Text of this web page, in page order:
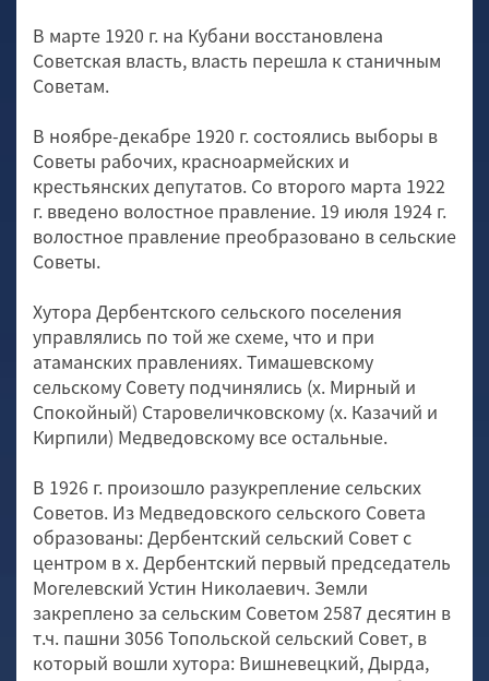
В марте 1920 г. на Кубани восстановлена
Советская власть, власть перешла к станичным
Советам.
В ноябре-декабре 1920 г. состоялись выборы в
Советы рабочих, красноармейских и
крестьянских депутатов. Со второго марта 1922
г. введено волостное правление. 19 июля 1924 г.
волостное правление преобразовано в сельские
Советы.
Хутора Дербентского сельского поселения
управлялись по той же схеме, что и при
атаманских правлениях. Тимашевскому
сельскому Совету подчинялись (х. Мирный и
Спокойный) Старовеличковскому (х. Казачий и
Кирпили) Медведовскому все остальные.
В 1926 г. произошло разукрепление сельских
Советов. Из Медведовского сельского Совета
образованы: Дербентский сельский Совет с
центром в х. Дербентский первый председатель
Могелевский Устин Николаевич. Земли
закреплено за сельским Советом 2587 десятин в
т.ч. пашни 3056 Топольской сельский Совет, в
который вошли хутора: Вишневецкий, Дырда,